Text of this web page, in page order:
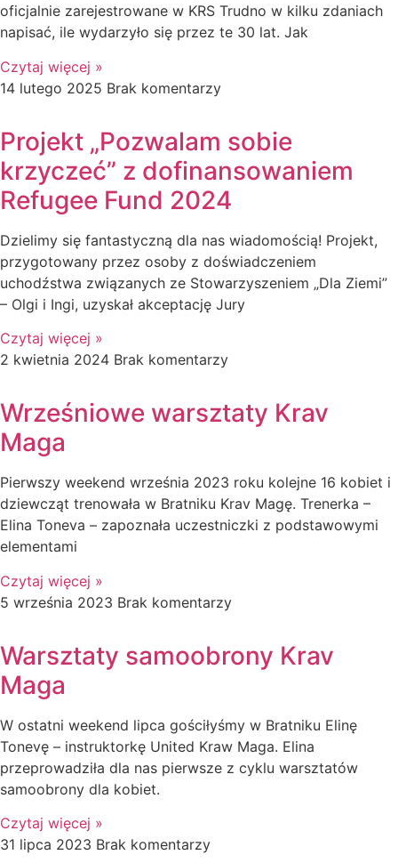
oficjalnie zarejestrowane w KRS Trudno w kilku zdaniach
napisać, ile wydarzyło się przez te 30 lat. Jak
Czytaj więcej »
14 lutego 2025 Brak komentarzy
Projekt „Pozwalam sobie
krzyczeć” z dofinansowaniem
Refugee Fund 2024
Dzielimy się fantastyczną dla nas wiadomością! Projekt,
przygotowany przez osoby z doświadczeniem
uchodźstwa związanych ze Stowarzyszeniem „Dla Ziemi”
– Olgi i Ingi, uzyskał akceptację Jury
Czytaj więcej »
2 kwietnia 2024 Brak komentarzy
Wrześniowe warsztaty Krav
Maga
Pierwszy weekend września 2023 roku kolejne 16 kobiet i
dziewcząt trenowała w Bratniku Krav Magę. Trenerka –
Elina Toneva – zapoznała uczestniczki z podstawowymi
elementami
Czytaj więcej »
5 września 2023 Brak komentarzy
Warsztaty samoobrony Krav
Maga
W ostatni weekend lipca gościłyśmy w Bratniku Elinę
Tonevę – instruktorkę United Kraw Maga. Elina
przeprowadziła dla nas pierwsze z cyklu warsztatów
samoobrony dla kobiet.
Czytaj więcej »
31 lipca 2023 Brak komentarzy